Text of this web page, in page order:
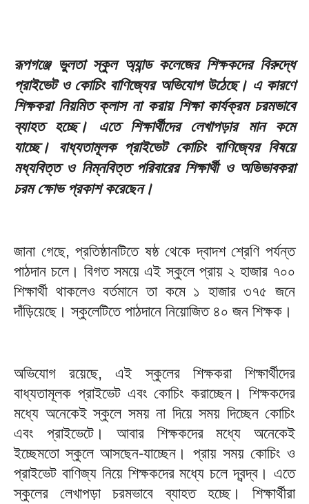
রূপগঞ্জে ভুলতা স্কুল অ্যান্ড কলেজের শিক্ষকদের বিরুদ্ধে
প্রাইভেট ও কোচিং বাণিজ্যের অভিযোগ উঠেছে। এ কারণে
শিক্ষকরা নিয়মিত ক্লাস না করায় শিক্ষা কার্যক্রম চরমভাবে
ব্যাহত হচ্ছে। এতে শিক্ষার্থীদের লেখাপড়ার মান কমে
যাচ্ছে। বাধ্যতামূলক প্রাইভেট কোচিং বাণিজ্যের বিষয়ে
মধ্যবিত্ত ও নিম্নবিত্ত পরিবারের শিক্ষার্থী ও অভিভাবকরা
চরম ক্ষোভ প্রকাশ করেছেন।
জানা গেছে, প্রতিষ্ঠানটিতে ষষ্ঠ থেকে দ্বাদশ শ্রেণি পর্যন্ত
পাঠদান চলে। বিগত সময়ে এই স্কুলে প্রায় ২ হাজার ৭০০
শিক্ষার্থী থাকলেও বর্তমানে তা কমে ১ হাজার ৩৭৫ জনে
দাঁড়িয়েছে। স্কুলেটিতে পাঠদানে নিয়োজিত ৪০ জন শিক্ষক।
অভিযোগ রয়েছে, এই স্কুলের শিক্ষকরা শিক্ষার্থীদের
বাধ্যতামূলক প্রাইভেট এবং কোচিং করাচ্ছেন। শিক্ষকদের
মধ্যে অনেকেই স্কুলে সময় না দিয়ে সময় দিচ্ছেন কোচিং
এবং প্রাইভেটে। আবার শিক্ষকদের মধ্যে অনেকেই
ইচ্ছেমতো স্কুলে আসছেন-যাচ্ছেন। প্রায় সময় কোচিং ও
প্রাইভেট বাণিজ্য নিয়ে শিক্ষকদের মধ্যে চলে দ্বন্দ্ব। এতে
স্কুলের লেখাপড়া চরমভাবে ব্যাহত হচ্ছে। শিক্ষার্থীরা